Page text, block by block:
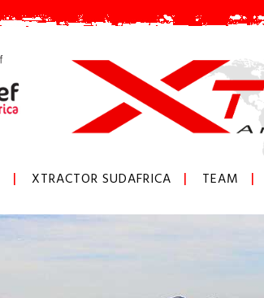
XTRACTOR SUDAFRICA TEAM